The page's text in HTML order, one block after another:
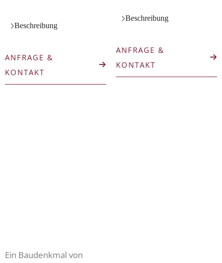
Beschreibung
ANFRAGE &
KONTAKT
Beschreibung
ANFRAGE &
KONTAKT
Ein Baudenkmal von